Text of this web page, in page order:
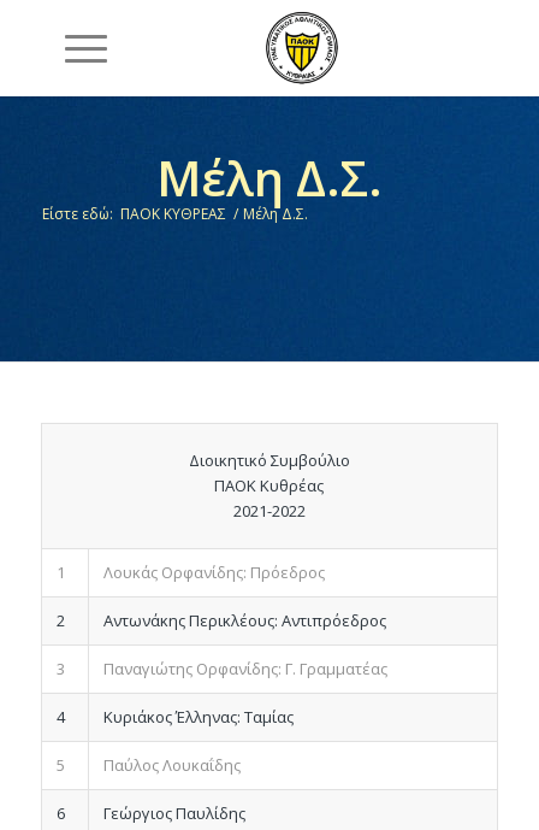
Μέλη Δ.Σ.
Είστε εδώ: ΠΑΟΚ ΚΥΘΡΕΑΣ / Μέλη Δ.Σ.
Διοικητικό Συμβούλιο
ΠΑΟΚ Κυθρέας
2021-2022
1 Λουκάς Ορφανίδης: Πρόεδρος
2 Αντωνάκης Περικλέους: Αντιπρόεδρος
3 Παναγιώτης Ορφανίδης: Γ. Γραμματέας
4 Κυριάκος Έλληνας: Ταμίας
5 Παύλος Λουκαΐδης
6 Γεώργιος Παυλίδης